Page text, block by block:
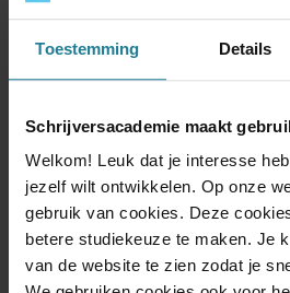
Toestemming Details
Schrijversacademie maakt
Welkom! Leuk dat je interesse
jezelf wilt ontwikkelen. Op onze
gebruik van cookies. Deze
betere studiekeuze te maken. Je
van de website te zien zodat je
Een beter leven in 10 dagen
Eervolle vermeldingen:
Tien jaar
(Marit van der
Deel dit nieuws: